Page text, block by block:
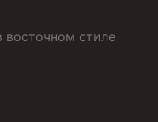
стиле